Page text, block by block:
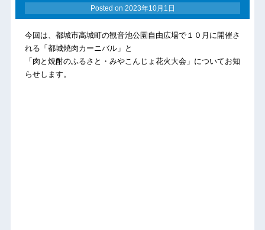
Posted on 2023年10月1日
今回は、都城市高城町の観音池公園自由広場で１０月に開催さ
れる「都城焼肉カーニバル」と
「肉と焼酎のふるさと・みやこんじょ花火大会」についてお知
らせします。